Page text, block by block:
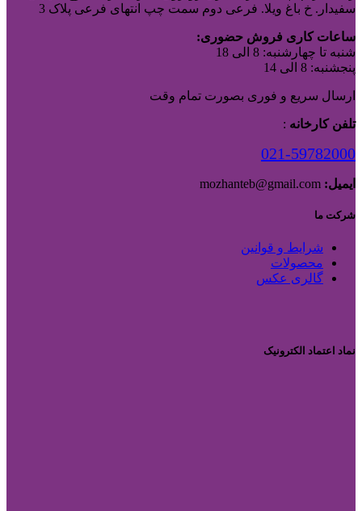
سفیدار. خ باغ ویلا. فرعی دوم سمت چپ انتهای فرعی پلاک 3
ساعات کاری فروش حضوری:
شنبه تا چهارشنبه: 8 الی 18
پنجشنبه: 8 الی 14
ارسال سریع و فوری بصورت تمام وقت
تلفن کارخانه :
021-59782000
ایمیل:
شرکت ما
شرایط و قوانین
محصولات
گالری عکس
نماد اعتماد الکترونیک